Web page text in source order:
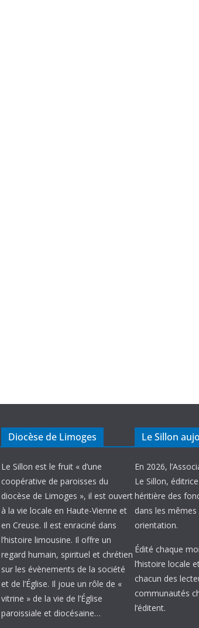
Diocèse de Limoges
Le Sillon est le fruit « d’une
coopérative de paroisses du
diocèse de Limoges », il est ouvert
à la vie locale en Haute-Vienne et
en Creuse. Il est enraciné dans
l’histoire limousine. Il offre un
regard humain, spirituel et chrétien
sur les évènements de la société
et de l’Église. Il joue un rôle de «
vitrine » de la vie de l’Église
paroissiale et diocésaine…
Le Sillon
En 2026,
Le Sillon,
héritière des
dans les
orientation.
Édité chaque
l’histoire locale
chacun des
communautés
l’éditent.